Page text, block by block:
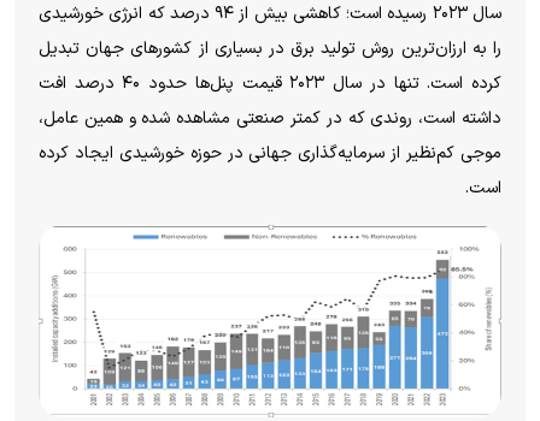
سال ۲۰۲۳ رسیده است؛ کاهشی بیش از ۹۴ درصد که انرژی خورشیدی
را به ارزان‌ترین روش تولید برق در بسیاری از کشور‌های جهان تبدیل
کرده است. تنها در سال ۲۰۲۳ قیمت پنل‌ها حدود ۴۰ درصد افت
داشته است، روندی که در کمتر صنعتی مشاهده شده و همین عامل،
موجی کم‌نظیر از سرمایه‌گذاری جهانی در حوزه خورشیدی ایجاد کرده
است.